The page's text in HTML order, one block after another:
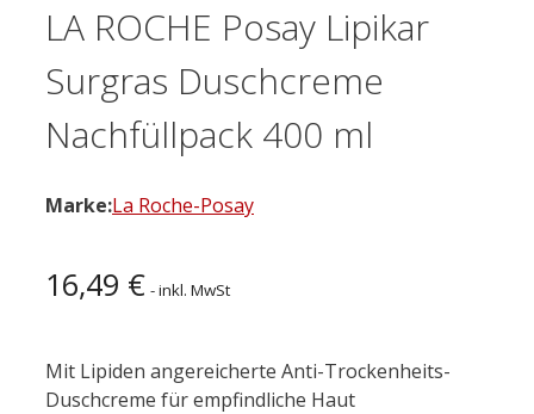
LA ROCHE Posay Lipikar
Surgras Duschcreme
Nachfüllpack 400 ml
Marke:La Roche-Posay
16,49 € - inkl. MwSt
Mit Lipiden angereicherte Anti-Trockenheits-
Duschcreme für empfindliche Haut